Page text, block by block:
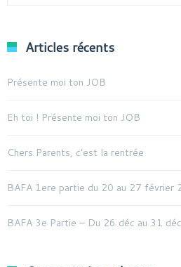
Articles récents
Présente moi ton JOB
Eh toi ! Présente moi ton JOB
Chers Parents, c’est la rentrée
BAFA 1ere partie du 20 au 27 février
BAFA 3e Partie – Du 26 déc au 31